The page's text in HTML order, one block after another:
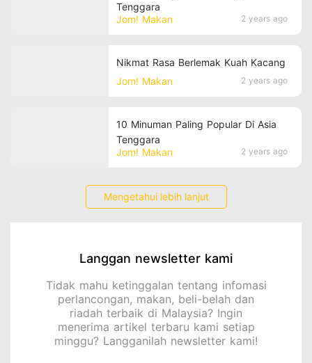
Jom! Makan 2 years ago
Tenggara
Jom! Makan 2 years ago
Nikmat Rasa Berlemak Kuah Kacang
Jom! Makan 2 years ago
10 Minuman Paling Popular Di Asia
Tenggara
Mengetahui lebih lanjut
Langgan newsletter kami
Tidak mahu ketinggalan tentang infomasi
perlancongan, makan, beli-belah dan
riadah terbaik di Malaysia? Ingin
menerima artikel terbaru kami setiap
minggu? Langganilah newsletter kami!